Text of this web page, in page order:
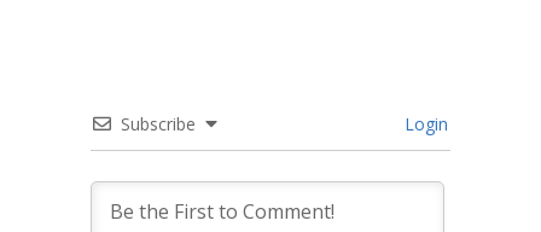
Subscribe Login